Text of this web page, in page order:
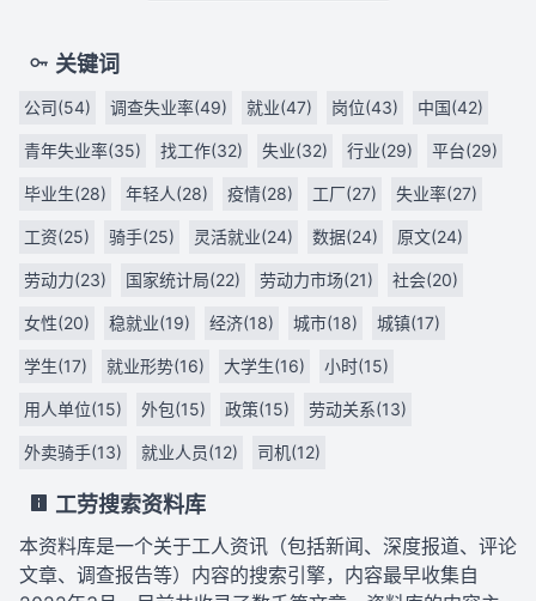
关键词
公司(54) 调查失业率(49) 就业(47) 岗位(43) 中国(42)
青年失业率(35) 找工作(32) 失业(32) 行业(29) 平台(29)
毕业生(28) 年轻人(28) 疫情(28) 工厂(27) 失业率(27)
工资(25) 骑手(25) 灵活就业(24) 数据(24) 原文(24)
劳动力(23) 国家统计局(22) 劳动力市场(21) 社会(20)
女性(20) 稳就业(19) 经济(18) 城市(18) 城镇(17)
学生(17) 就业形势(16) 大学生(16) 小时(15)
用人单位(15) 外包(15) 政策(15) 劳动关系(13)
外卖骑手(13) 就业人员(12) 司机(12)
工劳搜索资料库
本资料库是一个关于工人资讯（包括新闻、深度报道、评论
文章、调查报告等）内容的搜索引擎，内容最早收集自